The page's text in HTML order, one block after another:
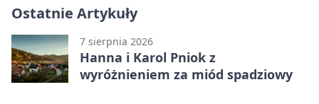
Ostatnie Artykuły
7 sierpnia 2026
Hanna i Karol Pniok z
wyróżnieniem za miód spadziowy